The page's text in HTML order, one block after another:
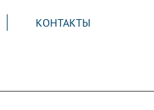
КОНТАКТЫ